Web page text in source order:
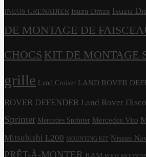
INEOS GRENADIER Isuzu Dmax Isuzu
DE MONTAGE DE
CHOCS KIT DE MONTAGE
grille Land Cruiser LAND ROVER
ROVER DEFENDER Land Rover
Sprinter Mercedes Sprinter Mercedes Vito
Mitsubishi L200
MOUNTING KIT Nissan
PRÊT-À-MONTER RAM